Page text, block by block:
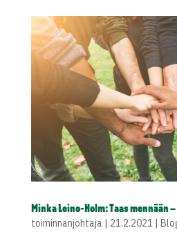
Minka Leino-Holm: Taas
toiminnanjohtaja| 21.2.2021 |